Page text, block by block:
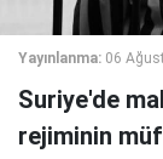
Yayınlanma: 06
Suriye'de
rejiminin